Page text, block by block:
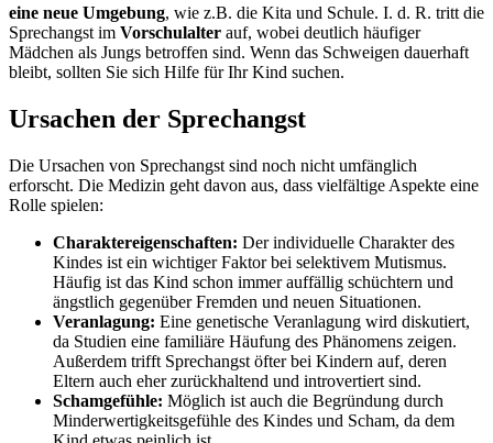
eine neue Umgebung, wie z.B. die Kita und Schule. I. d. R. tritt die
Sprechangst im Vorschulalter auf, wobei deutlich häufiger
Mädchen als Jungs betroffen sind. Wenn das Schweigen dauerhaft
bleibt, sollten Sie sich Hilfe für Ihr Kind suchen.
Ursachen der Sprechangst
Die Ursachen von Sprechangst sind noch nicht umfänglich
erforscht. Die Medizin geht davon aus, dass vielfältige Aspekte eine
Rolle spielen:
Charaktereigenschaften: Der individuelle Charakter des
Kindes ist ein wichtiger Faktor bei selektivem Mutismus.
Häufig ist das Kind schon immer auffällig schüchtern und
ängstlich gegenüber Fremden und neuen Situationen.
Veranlagung: Eine genetische Veranlagung wird diskutiert,
da Studien eine familiäre Häufung des Phänomens zeigen.
Außerdem trifft Sprechangst öfter bei Kindern auf, deren
Eltern auch eher zurückhaltend und introvertiert sind.
Schamgefühle: Möglich ist auch die Begründung durch
Minderwertigkeitsgefühle des Kindes und Scham, da dem